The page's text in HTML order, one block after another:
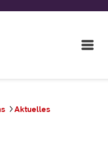
Open
Main
Aktuelles